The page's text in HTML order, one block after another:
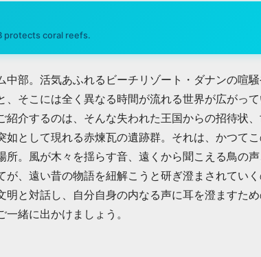
protects coral reefs.
部。活気あふれるビーチリゾート・ダナンの喧
、そこには全く異なる時間が流れる世界が広がっ
紹介するのは、そんな失われた王国からの招待状
として現れる赤煉瓦の遺跡群。それは、かつて
所。風が木々を揺らす音、遠くから聞こえる鳥の
が、遠い昔の物語を紐解こうと研ぎ澄まされてい
明と対話し、自分自身の内なる声に耳を澄ますた
緒に出かけましょう。